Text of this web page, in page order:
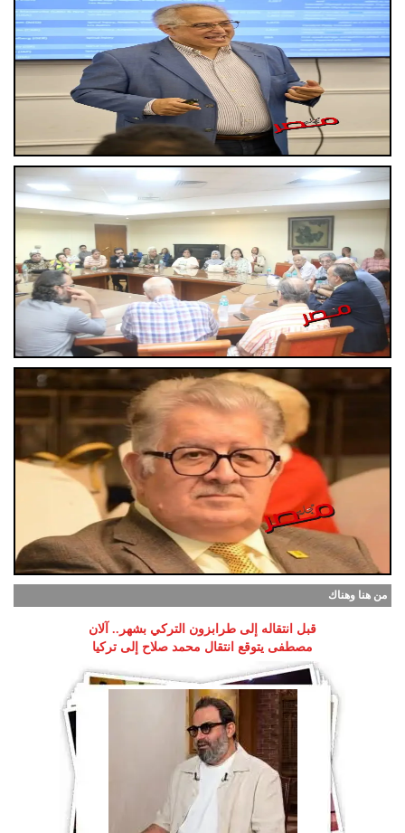
من هنا وهناك
قبل انتقاله إلى طرابزون التركي بشهر.. آلان
مصطفى يتوقع انتقال محمد صلاح إلى تركيا